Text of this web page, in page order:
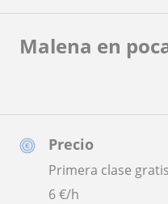
Precio
Primera clase gratis
6€/h
Malena en